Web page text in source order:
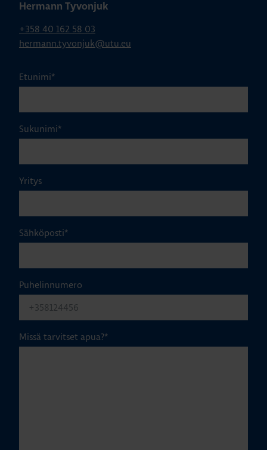
Hermann Tyvonjuk
+358 40 162 58 03
hermann.tyvonjuk@utu.eu
Etunimi*
Sukunimi*
Yritys
Sähköposti*
Puhelinnumero
Missä tarvitset apua?*